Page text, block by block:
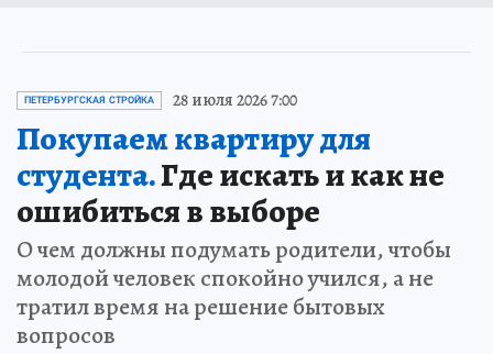
ПЕТЕРБУРГСКАЯ СТРОЙКА 28 июля 2026 7:00
Покупаем квартиру для
студента.Где искать и как не
ошибиться в выборе
О чем должны подумать родители, чтобы
молодой человек спокойно учился, а не
тратил время на решение бытовых
вопросов